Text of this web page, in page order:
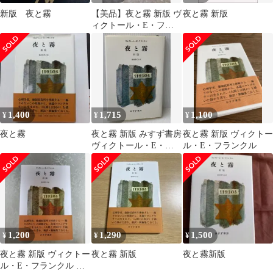
新版 夜と霧
【美品】夜と霧 新版 ヴ
ィクトール・E・フラ
ンクル
夜と霧 新版
¥ 1,400
夜と霧
¥ 1,715
夜と霧 新版 みすず書房
ヴィクトール・E・フ
ランクル
¥ 1,100
夜と霧 新版 ヴィクトー
ル・E・フランクル
¥ 1,200
夜と霧 新版 ヴィクトー
ル・E・フランクル み
¥ 1,290
夜と霧 新版
¥ 1,500
夜と霧新版